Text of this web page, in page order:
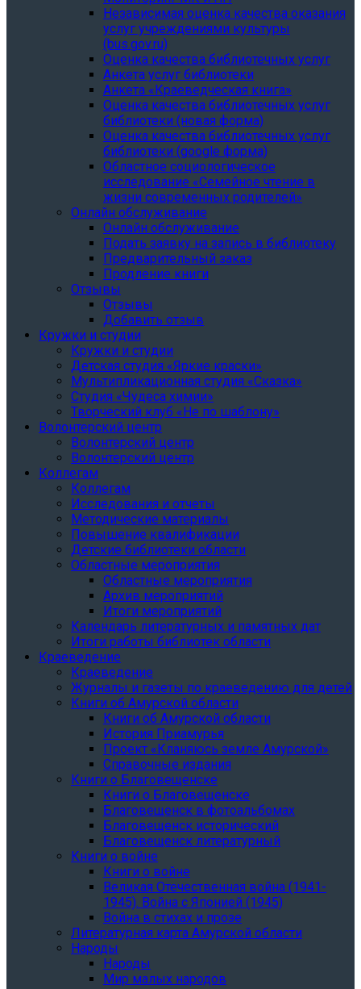
Независимая оценка качества оказания
услуг учреждениями культуры
(bus.gov.ru)
Оценка качества библиотечных услуг
Анкета услуг библиотеки
Анкета «Краеведческая книга»
Oценка качества библиотечных услуг
библиотеки (новая форма)
Oценка качества библиотечных услуг
библиотеки (google форма)
Областное социологическое
исследование «Семейное чтение в
жизни современных родителей»
Онлайн обслуживание
Онлайн обслуживание
Подать заявку на запись в библиотеку
Предварительный заказ
Продление книги
Отзывы
Отзывы
Добавить отзыв
Кружки и студии
Кружки и студии
Детская студия «Яркие краски»
Мультипликационная студия «Сказка»
Студия «Чудеса химии»
Творческий клуб «Не по шаблону»
Волонтерский центр
Волонтерский центр
Волонтерский центр
Коллегам
Коллегам
Исследования и отчеты
Методические материалы
Повышение квалификации
Детские библиотеки области
Областные мероприятия
Областные мероприятия
Архив мероприятий
Итоги мероприятий
Календарь литературных и памятных дат
Итоги работы библиотек области
Краеведение
Краеведение
Журналы и газеты по краеведению для детей
Книги об Амурской области
Книги об Амурской области
История Приамурья
Проект «Кланяюсь земле Амурской»
Справочные издания
Книги о Благовещенске
Книги о Благовещенске
Благовещенск в фотоальбомах
Благовещенск исторический
Благовещенск литературный
Книги о войне
Книги о войне
Великая Отечественная война (1941-
1945). Война с Японией (1945)
Война в стихах и прозе
Литературная карта Амурской области
Народы
Народы
Мир малых народов